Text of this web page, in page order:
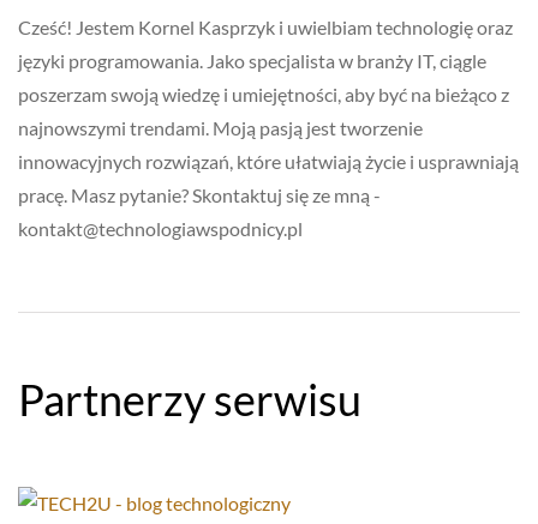
Cześć! Jestem Kornel Kasprzyk i uwielbiam technologię oraz
języki programowania. Jako specjalista w branży IT, ciągle
poszerzam swoją wiedzę i umiejętności, aby być na bieżąco z
najnowszymi trendami. Moją pasją jest tworzenie
innowacyjnych rozwiązań, które ułatwiają życie i usprawniają
pracę. Masz pytanie? Skontaktuj się ze mną -
kontakt@technologiawspodnicy.pl
Partnerzy serwisu